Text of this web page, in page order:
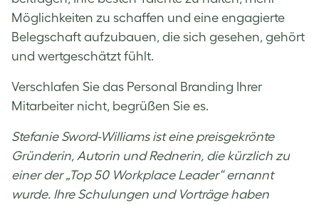
Möglichkeiten zu schaffen und eine engagierte
Belegschaft aufzubauen, die sich gesehen, gehört
und wertgeschätzt fühlt.
Verschlafen Sie das Personal Branding Ihrer
Mitarbeiter nicht, begrüßen Sie es.
Stefanie Sword-Williams ist eine preisgekrönte
Gründerin, Autorin und Rednerin, die kürzlich zu
einer der „Top 50 Workplace Leader“ ernannt
wurde. Ihre Schulungen und Vorträge haben